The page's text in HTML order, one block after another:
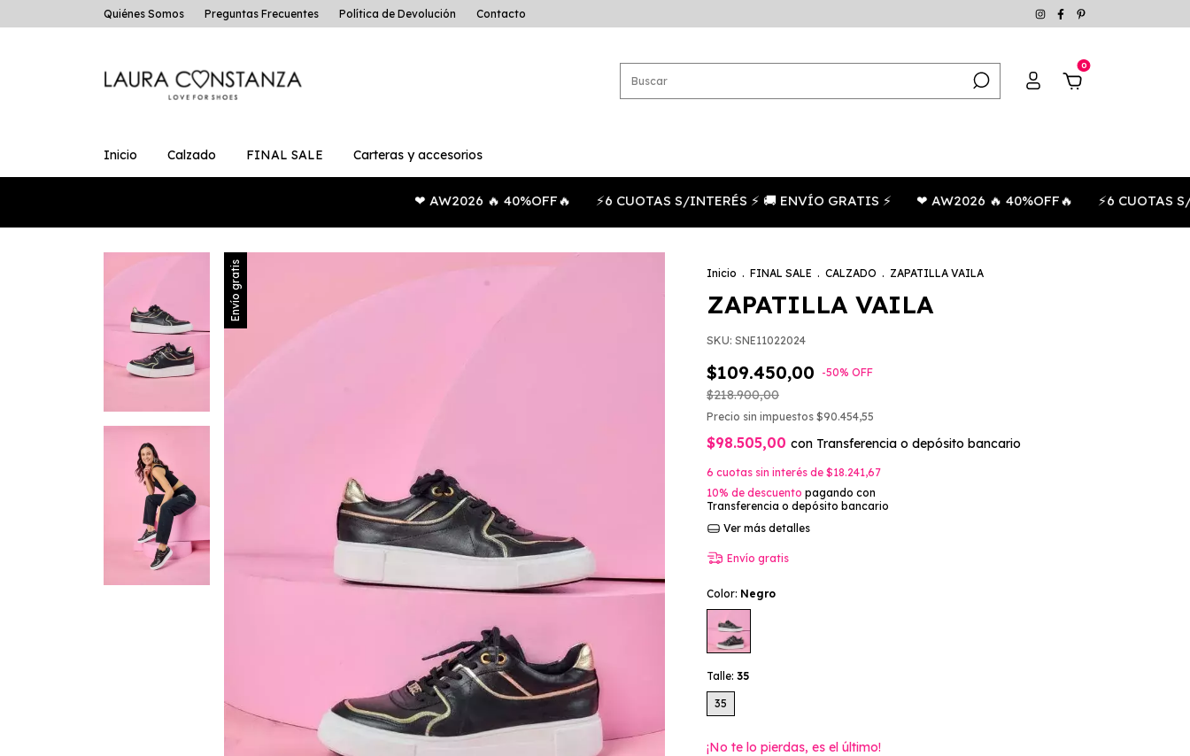
Quiénes Somos Preguntas Frecuentes Política de Devolución Contacto
0
Inicio Calzado FINAL SALE Carteras y accesorios
❤ AW2026 🔥 40%OFF🔥 ⚡6 CUOTAS S/INTERÉS ⚡ 🚚 ENVÍO GRATIS ⚡ ❤ AW2026 🔥 40%OFF🔥 ⚡6 CUOTAS S/
Envío gratis Inicio . FINAL SALE . CALZADO . ZAPATILLA VAILA
ZAPATILLA VAILA
SKU: SNE11022024
$109.450,00 -50% OFF
$218.900,00
Precio sin impuestos $90.454,55
$98.505,00 con Transferencia o depósito bancario
6 cuotas sin interés de $18.241,67
10% de descuento pagando con
Transferencia o depósito bancario
Ver más detalles
Envío gratis
Color: Negro
Talle: 35
35
¡No te lo pierdas, es el último!